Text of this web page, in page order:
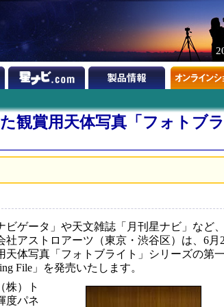
観賞用天体写真「フォトブラ
ゲータ」や天文雑誌「月刊星ナビ」など
アストロアーツ（東京・渋谷区）は、6月
体写真「フォトブライト」シリーズの第
File」を発売いたします。
株）ト
度パネ